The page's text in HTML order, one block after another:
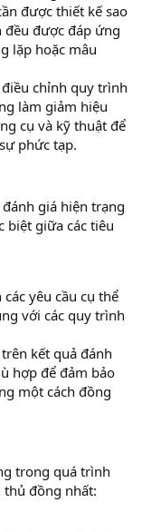
được thiết kế sao
đều được đáp ứng
lặp hoặc mâu
chỉnh quy trình
làm giảm hiệu
cụ và kỹ thuật để
phức tạp.
giá hiện trạng
biệt giữa các tiêu
các yêu cầu cụ thể
với các quy trình
kết quả đánh
hợp để đảm bảo
một cách đồng
trong quá trình
thủ đồng nhất: